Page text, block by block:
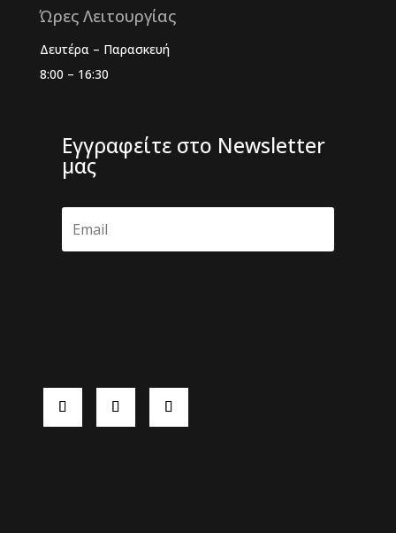
Ώρες Λειτουργίας
Δευτέρα – Παρασκευή
8:00 – 16:30
Εγγραφείτε στο Newsletter
μας